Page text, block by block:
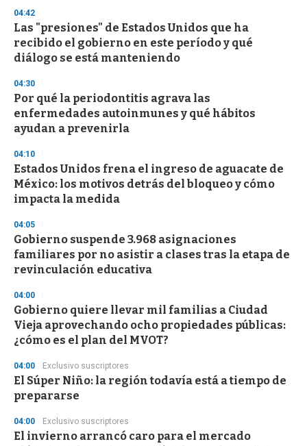
3
s
c
o
d
s
04:42
Las "presiones" de Estados Unidos que ha
recibido el gobierno en este período y qué
diálogo se está manteniendo
04:30
Por qué la periodontitis agrava las
enfermedades autoinmunes y qué hábitos
ayudan a prevenirla
04:10
Estados Unidos frena el ingreso de aguacate de
México: los motivos detrás del bloqueo y cómo
impacta la medida
04:05
Gobierno suspende 3.968 asignaciones
familiares por no asistir a clases tras la etapa de
revinculación educativa
04:00
Gobierno quiere llevar mil familias a Ciudad
Vieja aprovechando ocho propiedades públicas:
¿cómo es el plan del MVOT?
04:00 Exclusivo suscriptores
El Súper Niño: la región todavía está a tiempo de
prepararse
04:00 Exclusivo suscriptores
El invierno arrancó caro para el mercado